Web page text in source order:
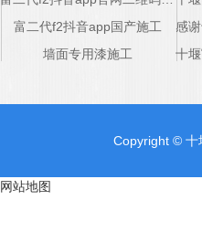
富二代f2抖音app国产施工
墙面专用漆施工
Copyright © 十
网站地图